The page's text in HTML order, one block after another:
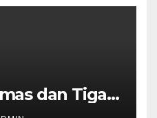
dan Tiga
Ungaran